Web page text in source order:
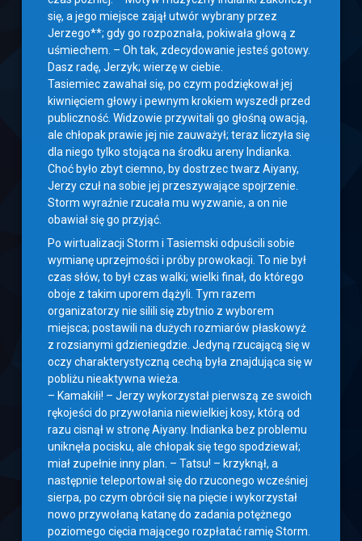
się, a jego miejsce zajął utwór wybrany przez
Jerzego**; gdy go rozpoznała, pokiwała głową z
uśmiechem. – Oh tak, zdecydowanie jesteś gotowy.
Dasz radę, Jerzyk; wierzę w ciebie.
Tasiemiec zawahał się, po czym podziękował jej
kiwnięciem głowy i pewnym krokiem wyszedł przed
publiczność. Widzowie przywitali go głośną owacją,
ale chłopak prawie jej nie zauważył; teraz liczyła się
dla niego tylko stojąca na środku areny Indianka.
Choć było zbyt ciemno, by dostrzec twarz Aiyany,
Jerzy czuł na sobie jej przeszywające spojrzenie.
Storm wyraźnie rzucała mu wyzwanie, a on nie
obawiał się go przyjąć.
Po wirtualizacji Storm i Tasiemski odpuścili sobie
wymianę uprzejmości i próby prowokacji. To nie był
czas słów, to był czas walki; wielki finał, do którego
oboje z takim uporem dążyli. Tym razem
organizatorzy nie silili się zbytnio z wyborem
miejsca; postawili na dużych rozmiarów płaskowyż
z rozsianymi gdzieniegdzie. Jedyną rzucającą się w
oczy charakterystyczną cechą była znajdująca się w
pobliżu nieaktywna wieża.
– Kamakiłi! – Jerzy wykorzystał pierwszą ze swoich
rękojeści do przywołania niewielkiej kosy, którą od
razu cisnął w stronę Aiyany. Indianka bez problemu
uniknęła pocisku, ale chłopak się tego spodziewał;
miał zupełnie inny plan. – Tatsu! – krzyknął, a
następnie teleportował się do rzuconego wcześniej
sierpa, po czym obrócił się na pięcie i wykorzystał
nowo przywołaną katanę do zadania potężnego
poziomego cięcia mającego rozpłatać ramię Storm.